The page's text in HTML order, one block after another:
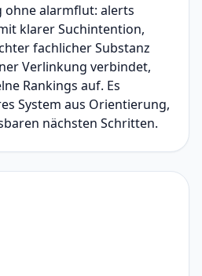
alarmflut: alerts
klarer Suchintention,
fachlicher Substanz
Verlinkung verbindet,
Rankings auf. Es
System aus Orientierung,
nächsten Schritten.